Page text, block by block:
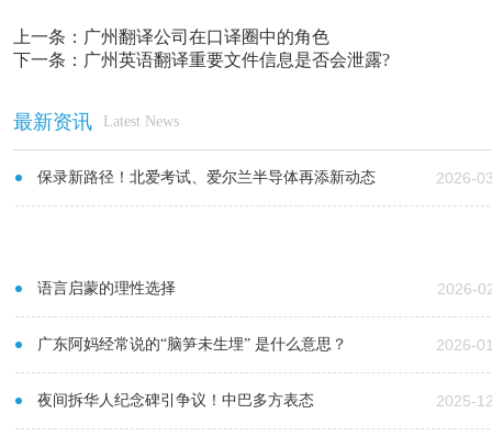
上一条： 广州翻译公司在口译圈中的角色
下一条： 广州英语翻译重要文件信息是否会泄露?
最新资讯 Latest News
保录新路径！北爱考试、爱尔兰半导体再添新动态 2026-
语言启蒙的理性选择 2026-
广东阿妈经常说的“脑笋未生埋” 是什么意思？ 2026-
夜间拆华人纪念碑引争议！中巴多方表态 2025-